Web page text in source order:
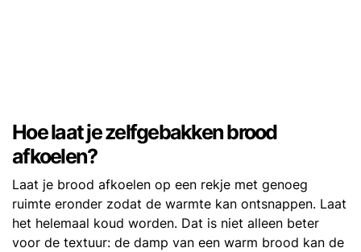
Hoe laat je zelfgebakken brood
afkoelen?
Laat je brood afkoelen op een rekje met genoeg
ruimte eronder zodat de warmte kan ontsnappen. Laat
het helemaal koud worden. Dat is niet alleen beter
voor de textuur: de damp van een warm brood kan de